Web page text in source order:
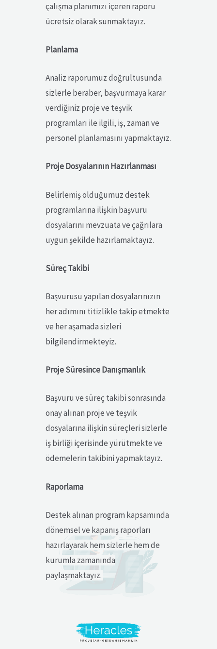
çalışma planımızı içeren raporu
ücretsiz olarak sunmaktayız.
Planlama
Analiz raporumuz doğrultusunda
sizlerle beraber, başvurmaya karar
verdiğiniz proje ve teşvik
programları ile ilgili, iş, zaman ve
personel planlamasını yapmaktayız.
Proje Dosyalarının Hazırlanması
Belirlemiş olduğumuz destek
programlarına ilişkin başvuru
dosyalarını mevzuata ve çağrılara
uygun şekilde hazırlamaktayız.
Süreç Takibi
Başvurusu yapılan dosyalarınızın
her adımını titizlikle takip etmekte
ve her aşamada sizleri
bilgilendirmekteyiz.
Proje Süresince Danışmanlık
Başvuru ve süreç takibi sonrasında
onay alınan proje ve teşvik
dosyalarına ilişkin süreçleri sizlerle
iş birliği içerisinde yürütmekte ve
ödemelerin takibini yapmaktayız.
Raporlama
Destek alınan program kapsamında
dönemsel ve kapanış raporları
hazırlayarak hem sizlerle hem de
kurumla zamanında
paylaşmaktayız.